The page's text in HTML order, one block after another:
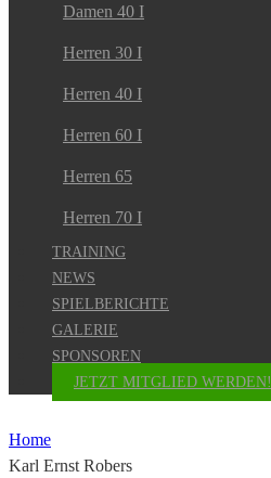
Damen 40 I
Herren 30 I
Herren 40 I
Herren 60 I
Herren 65
Herren 70 I
TRAINING
NEWS
SPIELBERICHTE
GALERIE
SPONSOREN
JETZT MITGLIED WERDEN!
Home
Karl Ernst Robers